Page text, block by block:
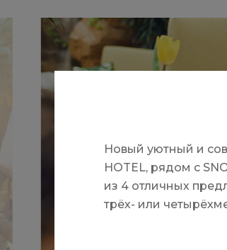
​Новый уютный и
HOTEL, рядом с
из 4 отличных
трёх- или